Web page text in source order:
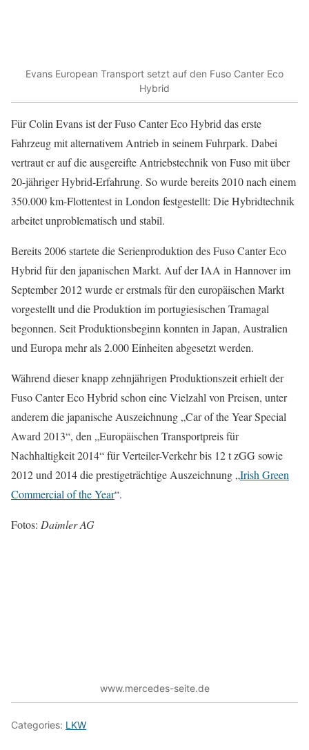
Evans European Transport setzt auf den Fuso Canter Eco
Hybrid
Für Colin Evans ist der Fuso Canter Eco Hybrid das erste
Fahrzeug mit alternativem Antrieb in seinem Fuhrpark. Dabei
vertraut er auf die ausgereifte Antriebstechnik von Fuso mit über
20-jähriger Hybrid-Erfahrung. So wurde bereits 2010 nach einem
350.000 km-Flottentest in London festgestellt: Die Hybridtechnik
arbeitet unproblematisch und stabil.
Bereits 2006 startete die Serienproduktion des Fuso Canter Eco
Hybrid für den japanischen Markt. Auf der IAA in Hannover im
September 2012 wurde er erstmals für den europäischen Markt
vorgestellt und die Produktion im portugiesischen Tramagal
begonnen. Seit Produktionsbeginn konnten in Japan, Australien
und Europa mehr als 2.000 Einheiten abgesetzt werden.
Während dieser knapp zehnjährigen Produktionszeit erhielt der
Fuso Canter Eco Hybrid schon eine Vielzahl von Preisen, unter
anderem die japanische Auszeichnung „Car of the Year Special
Award 2013“, den „Europäischen Transportpreis für
Nachhaltigkeit 2014“ für Verteiler-Verkehr bis 12 t zGG sowie
2012 und 2014 die prestigeträchtige Auszeichnung „Irish Green
Commercial of the Year“.
Fotos: Daimler AG
www.mercedes-seite.de
Categories: LKW